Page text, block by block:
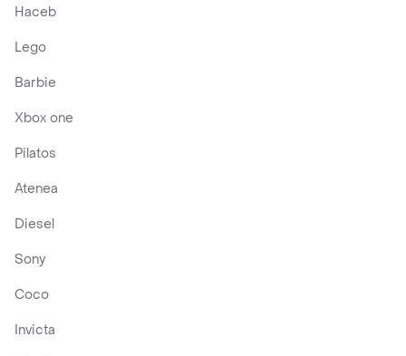
Haceb
Lego
Barbie
Xbox one
Pilatos
Atenea
Diesel
Sony
Coco
Invicta